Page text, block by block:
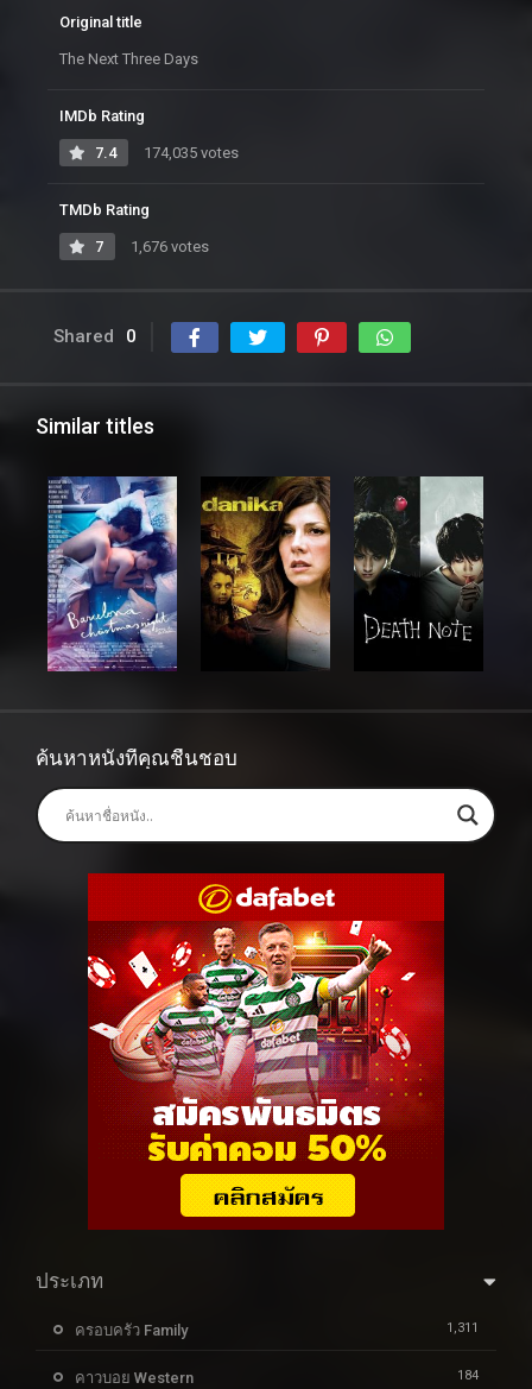
Original title
The Next Three Days
IMDb Rating
7.4 174,035 votes
TMDb Rating
7 1,676 votes
Shared 0
Similar titles
ค้นหาหนังที่คุณชื่นชอบ
ประเภท
ครอบครัว Family 1,311
คาวบอย Western 184